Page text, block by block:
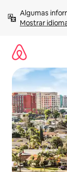
para
Mostrar